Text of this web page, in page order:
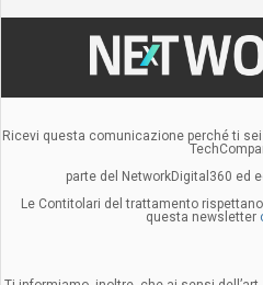
Ricevi questa comunicazione perché ti
parte del NetworkDigital360 ed
Le Contitolari del trattamento
questa newsletter